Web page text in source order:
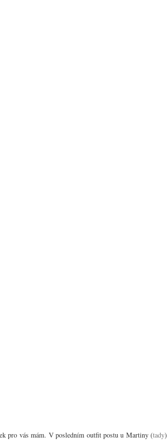
pro vás mám. V posledním outfit postu u Martiny (tady)